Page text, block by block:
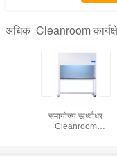
अधिक Cleanroom
समायोज्य ऊर्ध्वाधर
Cleanroom